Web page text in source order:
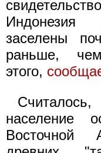
заселены
раньше,
этого,
население
Восточной